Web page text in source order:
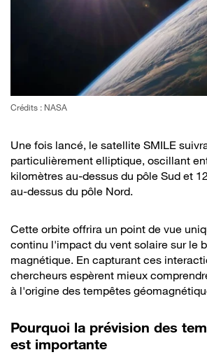
Crédits : NASA
Une fois lancé, le satellite SMILE
particulièrement elliptique, oscillant
kilomètres au-dessus du pôle Sud et
au-dessus du pôle Nord.
Cette orbite offrira un point de vue
continu l'impact du vent solaire sur le
magnétique. En capturant ces
chercheurs espèrent mieux
à l'origine des tempêtes
Pourquoi la prévision des
est importante